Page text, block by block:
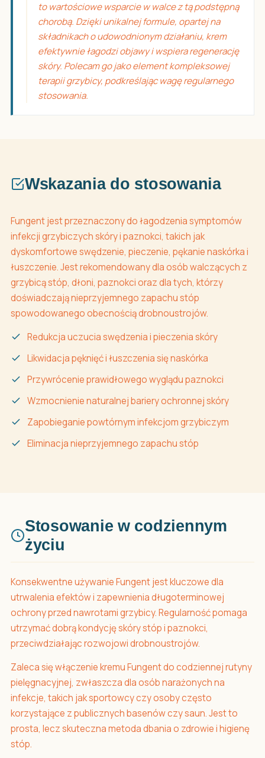
to wartościowe wsparcie w walce z tą podstępną
chorobą. Dzięki unikalnej formule, opartej na
składnikach o udowodnionym działaniu, krem
efektywnie łagodzi objawy i wspiera regenerację
skóry. Polecam go jako element kompleksowej
terapii grzybicy, podkreślając wagę regularnego
stosowania.
Wskazania do stosowania
Fungent jest przeznaczony do łagodzenia symptomów
infekcji grzybiczych skóry i paznokci, takich jak
dyskomfortowe swędzenie, pieczenie, pękanie naskórka i
łuszczenie. Jest rekomendowany dla osób walczących z
grzybicą stóp, dłoni, paznokci oraz dla tych, którzy
doświadczają nieprzyjemnego zapachu stóp
spowodowanego obecnością drobnoustrojów.
Redukcja uczucia swędzenia i pieczenia skóry
Likwidacja pęknięć i łuszczenia się naskórka
Przywrócenie prawidłowego wyglądu paznokci
Wzmocnienie naturalnej bariery ochronnej skóry
Zapobieganie powtórnym infekcjom grzybiczym
Eliminacja nieprzyjemnego zapachu stóp
Stosowanie w codziennym
życiu
Konsekwentne używanie Fungent jest kluczowe dla
utrwalenia efektów i zapewnienia długoterminowej
ochrony przed nawrotami grzybicy. Regularność pomaga
utrzymać dobrą kondycję skóry stóp i paznokci,
przeciwdziałając rozwojowi drobnoustrojów.
Zaleca się włączenie kremu Fungent do codziennej rutyny
pielęgnacyjnej, zwłaszcza dla osób narażonych na
infekcje, takich jak sportowcy czy osoby często
korzystające z publicznych basenów czy saun. Jest to
prosta, lecz skuteczna metoda dbania o zdrowie i higienę
stóp.